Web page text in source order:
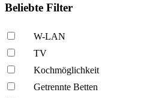
Beliebte Filter
W-LAN
TV
Kochmöglich­keit
Getrennte Betten